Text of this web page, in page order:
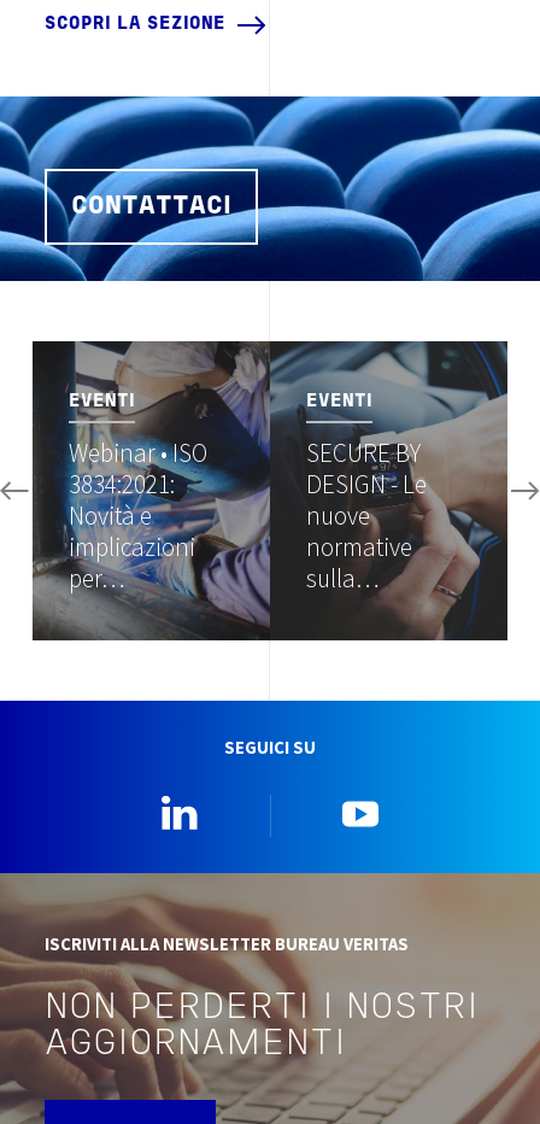
SCOPRI LA SEZIONE
CONTATTACI
Image
EVENTI
Webinar • ISO
3834:2021:
Novità e
implicazioni
per…
Image
EVENTI
SECURE BY
DESIGN - Le
nuove
normative
sulla…
SEGUICI SU
ISCRIVITI ALLA NEWSLETTER BUREAU VERITAS
NON PERDERTI I NOSTRI
AGGIORNAMENTI